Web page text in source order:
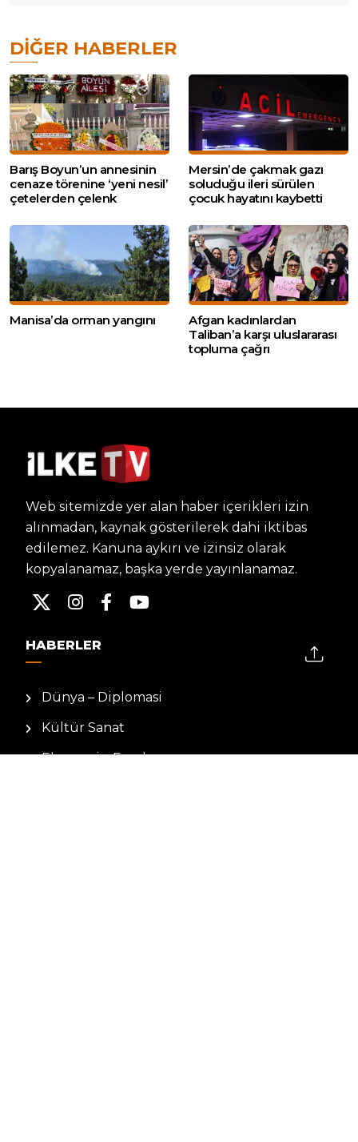
DIĞER HABERLER
Barış Boyun’un annesinin
cenaze törenine ‘yeni nesil’
çetelerden çelenk
Mersin’de çakmak gazı
soluduğu ileri sürülen
çocuk hayatını kaybetti
Manisa’da orman yangını
Afgan kadınlardan
Taliban’a karşı uluslararası
topluma çağrı
Web sitemizde yer alan haber içerikleri izin
alınmadan, kaynak gösterilerek dahi iktibas
edilemez. Kanuna aykırı ve izinsiz olarak
kopyalanamaz, başka yerde yayınlanamaz.
HABERLER
Dünya – Diplomasi
Kültür Sanat
Ekonomi – Emek